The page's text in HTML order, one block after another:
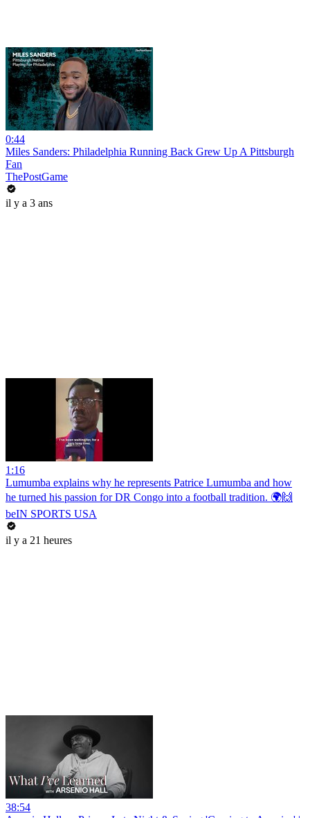
0:44
Miles Sanders: Philadelphia Running Back Grew Up A Pittsburgh
Fan
ThePostGame
il y a 3 ans
1:16
Lumumba explains why he represents Patrice Lumumba and how
he turned his passion for DR Congo into a football tradition. 🌍🙌
beIN SPORTS USA
il y a 21 heures
38:54